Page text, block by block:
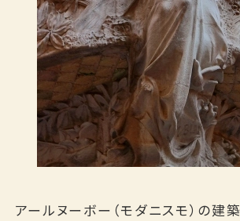
アールヌーボー（モダニスモ）の建